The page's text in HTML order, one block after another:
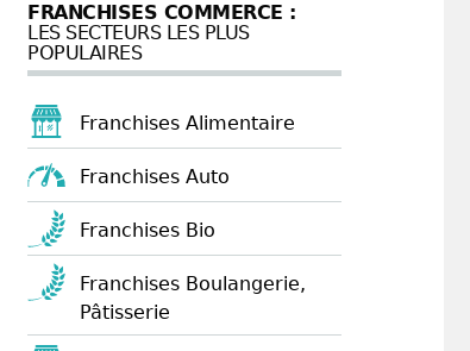
FRANCHISES COMMERCE :
LES SECTEURS LES PLUS
POPULAIRES
Franchises Alimentaire
Franchises Auto
Franchises Bio
Franchises Boulangerie,
Pâtisserie